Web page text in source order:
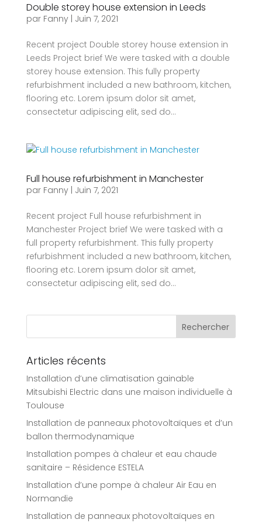
Double storey house extension in Leeds
par Fanny| Juin 7, 2021
Recent project Double storey house extension in
Leeds Project brief We were tasked with a double
storey house extension. This fully property
refurbishment included a new bathroom, kitchen,
flooring etc. Lorem ipsum dolor sit amet,
consectetur adipiscing elit, sed do...
Full house refurbishment in Manchester
par Fanny| Juin 7, 2021
Recent project Full house refurbishment in
Manchester Project brief We were tasked with a
full property refurbishment. This fully property
refurbishment included a new bathroom, kitchen,
flooring etc. Lorem ipsum dolor sit amet,
consectetur adipiscing elit, sed do...
Articles récents
Installation d’une climatisation gainable
Mitsubishi Electric dans une maison individuelle à
Toulouse
Installation de panneaux photovoltaïques et d’un
ballon thermodynamique
Installation pompes à chaleur et eau chaude
sanitaire – Résidence ESTELA
Installation d’une pompe à chaleur Air Eau en
Normandie
Installation de panneaux photovoltaïques en